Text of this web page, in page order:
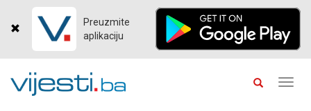
Preuzmite
aplikaciju